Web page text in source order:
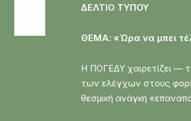
ΔΕΛΤΙΟ ΤΥΠΟΥ
ΘΕΜΑ: «Ώρα να μπει
Η ΠΟΓΕΔΥ χαιρετίζει —
των ελέγχων στους
θεσμική ανάγκη